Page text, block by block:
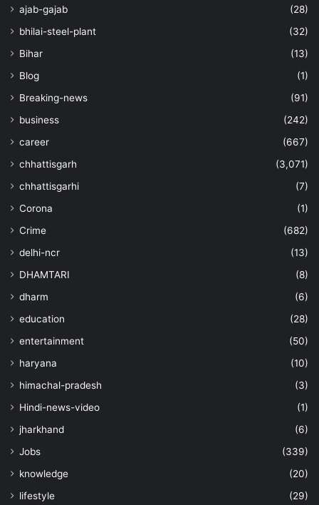
ajab-gajab
(28)
bhilai-steel-plant
(32)
Bihar
(13)
Blog
(1)
Breaking-news
(91)
business
(242)
career
(667)
chhattisgarh
(3,071)
chhattisgarhi
(7)
Corona
(1)
Crime
(682)
delhi-ncr
(13)
DHAMTARI
(8)
dharm
(6)
education
(28)
entertainment
(50)
haryana
(10)
himachal-pradesh
(3)
Hindi-news-video
(1)
jharkhand
(6)
Jobs
(339)
knowledge
(20)
lifestyle
(29)